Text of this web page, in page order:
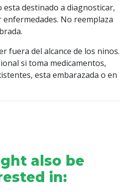
esta destinado a diagnosticar,
No reemplaza
fuera del alcance de los ninos.
si toma medicamentos,
esta embarazada o en
also be
in: